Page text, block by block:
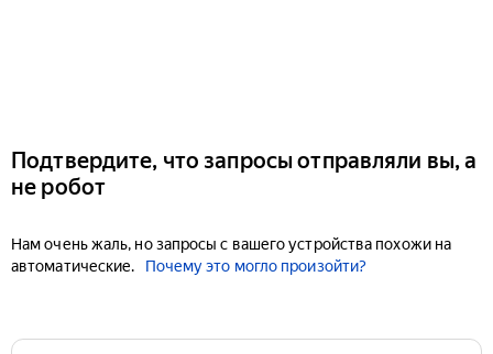
Подтвердите, что запросы отправляли вы, а
не робот
Нам очень жаль, но запросы с вашего устройства похожи на
автоматические.
Почему это могло произойти?